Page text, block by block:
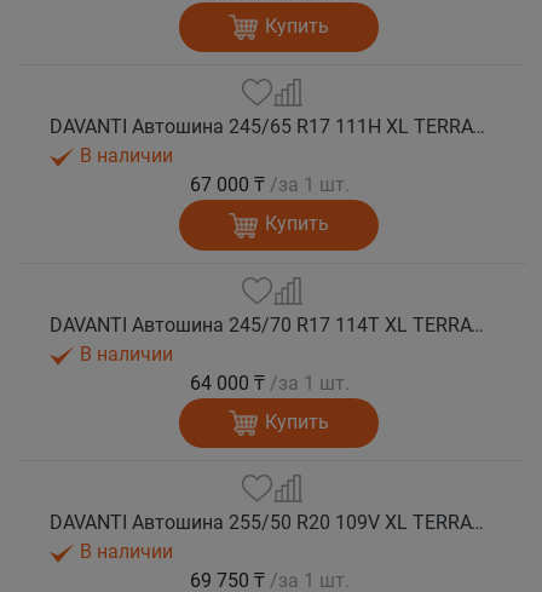
Купить
DAVANTI Автошина 245/65 R17 111H XL TERRATOURA A/T RWL RPR M+S
В наличии
67 000 ₸ /за 1 шт.
Купить
DAVANTI Автошина 245/70 R17 114T XL TERRATOURA A/T RBL RPR M+S
В наличии
64 000 ₸ /за 1 шт.
Купить
DAVANTI Автошина 255/50 R20 109V XL TERRATOURA A/T RBL RPR M+S
В наличии
69 750 ₸ /за 1 шт.